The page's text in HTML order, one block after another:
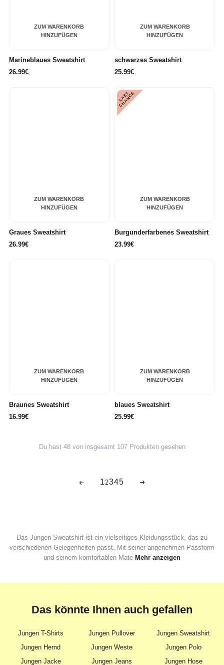
ZUM WARENKORB
HINZUFÜGEN
Marineblaues Sweatshirt
26.99€
ZUM WARENKORB
HINZUFÜGEN
schwarzes Sweatshirt
25.99€
ZUM WARENKORB
HINZUFÜGEN
Graues Sweatshirt
26.99€
ZUM WARENKORB
HINZUFÜGEN
L
A
S
T
C
H
A
N
C
E
Burgunderfarbenes Sweatshirt
23.99€
ZUM WARENKORB
HINZUFÜGEN
Braunes Sweatshirt
16.99€
ZUM WARENKORB
HINZUFÜGEN
blaues Sweatshirt
25.99€
Du hast 48 von insgesamt 107 Produkten gesehen
1 2345
Das Jungen-Sweatshirt ist ein vielseitiges Kleidungsstück, das zu
verschiedenen Gelegenheiten passt. Mit seiner angenehmen Passform
und seinem komfortablen Mate Mehr anzeigen
Das könnte Ihnen auch gefallen
Jungen T-Shirts Jungen Pullover
Jungen Sweatshirt
Jungen Hemd
Jungen Weste
Jungen Polo
Jungen Jacke
Jungen Jeans Jungen Hose